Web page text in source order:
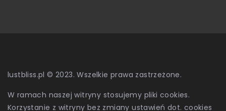
lustbliss.pl © 2023. Wszelkie prawa zastrzeżone.
W ramach naszej witryny stosujemy pliki cookies.
Korzystanie z witryny bez zmiany ustawień dot. cookies